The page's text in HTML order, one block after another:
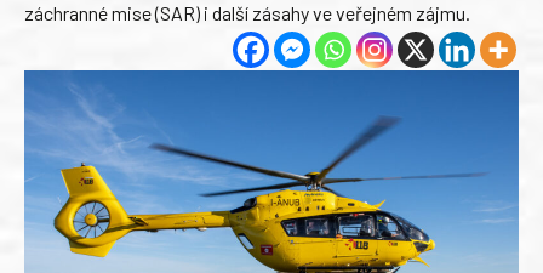
záchranné mise (SAR) i další zásahy ve veřejném zájmu.